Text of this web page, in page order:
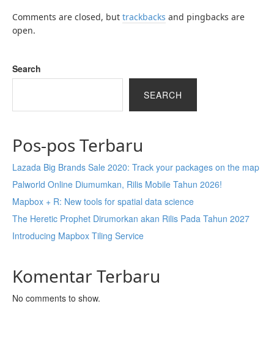
Comments are closed, but trackbacks and pingbacks are
open.
Search
SEARCH
Pos-pos Terbaru
Lazada Big Brands Sale 2020: Track your packages on the map
Palworld Online Diumumkan, Rilis Mobile Tahun 2026!
Mapbox + R: New tools for spatial data science
The Heretic Prophet Dirumorkan akan Rilis Pada Tahun 2027
Introducing Mapbox Tiling Service
Komentar Terbaru
No comments to show.